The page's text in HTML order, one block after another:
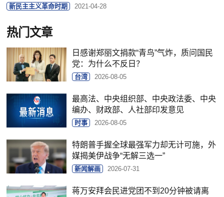
新民主主义革命时期 2021-04-28
热门文章
日感谢郑丽文捐款“青鸟”气炸，质问国民
党：为什么不反日？
台湾 2026-08-05
最高法、中央组织部、中央政法委、中央
编办、财政部、人社部印发意见
时事 2026-08-05
特朗普手握全球最强军力却无计可施，外
媒揭美伊战争“无解三选一”
新闻解画 2026-07-31
蒋万安拜会民进党团不到20分钟被请离